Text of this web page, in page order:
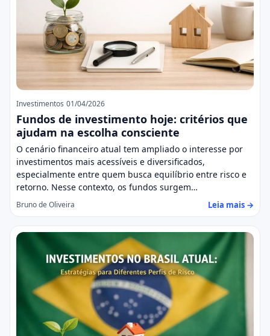
Investimentos 01/04/2026
Fundos de investimento hoje: critérios que
ajudam na escolha consciente
O cenário financeiro atual tem ampliado o interesse por
investimentos mais acessíveis e diversificados,
especialmente entre quem busca equilíbrio entre risco e
retorno. Nesse contexto, os fundos surgem…
Bruno de Oliveira Leia mais →